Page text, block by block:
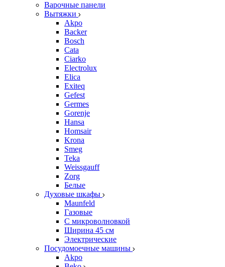
Варочные панели
Вытяжки
Akpo
Backer
Bosch
Cata
Ciarko
Electrolux
Elica
Exiteq
Gefest
Germes
Gorenje
Hansa
Homsair
Krona
Smeg
Teka
Weissgauff
Zorg
Белые
Духовые шкафы
Maunfeld
Газовые
С микроволновкой
Ширина 45 см
Электрические
Посудомоечные машины
Akpo